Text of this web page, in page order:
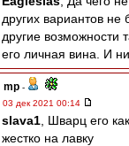
других вариантов не
другие возможности
его личная вина. И
mp -
03 дек 2021 00:14
slava1 , Шварц его
жестко на лавку